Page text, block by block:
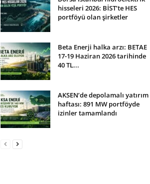
hisseleri 2026: BİST’te HES
portföyü olan şirketler
Beta Enerji halka arzı: BETAE
17-19 Haziran 2026 tarihinde
40 TL...
AKSEN’de depolamalı yatırım
haftası: 891 MW portföyde
izinler tamamlandı